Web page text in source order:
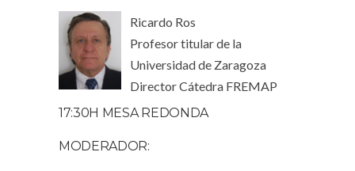
Ricardo Ros
Profesor titular de la
Universidad de Zaragoza
Director Cátedra FREMAP
17:30H MESA REDONDA
MODERADOR: